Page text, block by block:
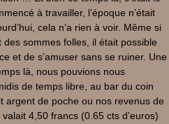
à travailler, l’époque n’était
cela n’a rien à voir. Même si
sommes folles, il était possible
et de s’amuser sans se ruiner. Une
là, nous pouvions nous
de temps libre, au bar du coin
argent de poche ou nos revenus de
4,50 francs (0.65 cts d’euros)